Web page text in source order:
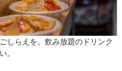
しらえを。飲み放題のドリンク
。